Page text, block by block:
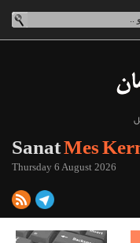
SanatMes
Thursday 6 August 2026